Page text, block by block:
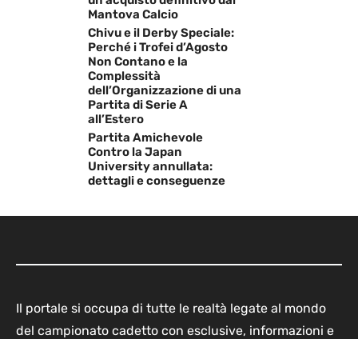
Mantova Calcio
Chivu e il Derby Speciale:
Perché i Trofei d’Agosto
Non Contano e la
Complessità
dell’Organizzazione di una
Partita di Serie A
all’Estero
Partita Amichevole
Contro la Japan
University annullata:
dettagli e conseguenze
Il portale si occupa di tutte le realtà legate al mondo
del campionato cadetto con esclusive, informazioni e